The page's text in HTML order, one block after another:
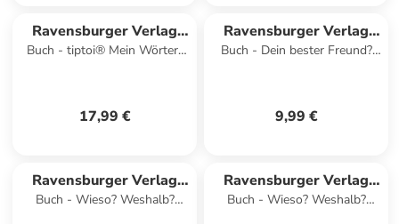
Ravensburger Verlag
GmbH
Buch - tiptoi® Mein Wörter-
17,99 €
Ravensburger Verlag
GmbH
Buch - Dein bester Freund?
9,99 €
Ravensburger Verlag
GmbH
Buch - Wieso? Weshalb?
Ravensburger Verlag
GmbH
Buch - Wieso? Weshalb?